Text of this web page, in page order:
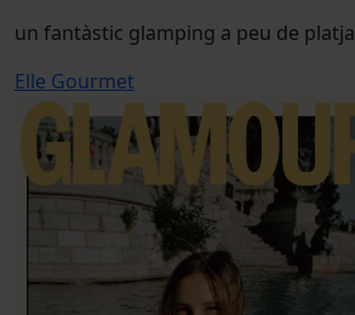
un fantàstic glamping a peu de platja
Elle Gourmet